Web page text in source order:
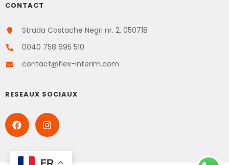
CONTACT
Strada Costache Negri nr. 2, 050718
0040 758 695 510
contact@flex-interim.com
RESEAUX SOCIAUX